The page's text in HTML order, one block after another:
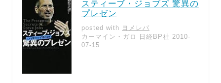
スティーブ・ジョブズ 驚異の
プレゼン
posted with ヨメレバ
カーマイン・ガロ 日経BP社 2010-
07-15